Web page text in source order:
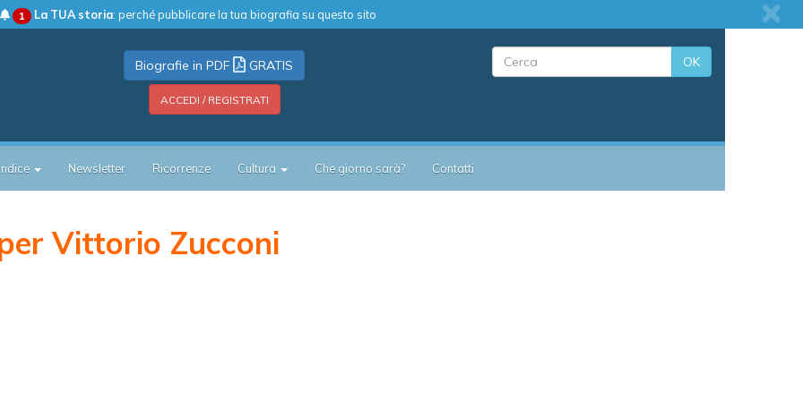
1 La TUA storia: perché pubblicare la tua biografia su questo sito
Biografie in PDF GRATIS
ACCEDI / REGISTRATI
OK
Newsletter Ricorrenze Cultura Che giorno sarà? Contatti
Vittorio Zucconi